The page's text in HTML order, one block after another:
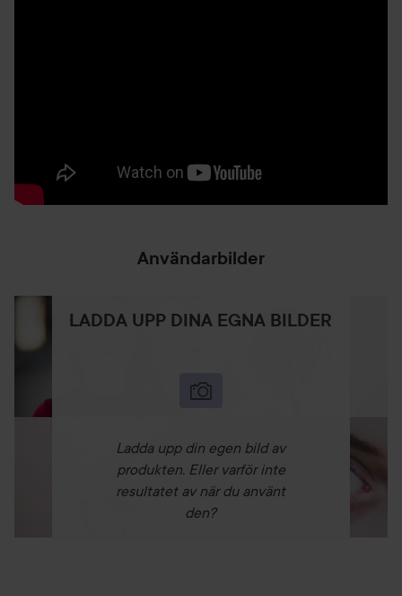
Användarbilder
LADDA UPP DINA EGNA BILDER
Ladda upp din egen bild av
produkten. Eller varför inte
resultatet av när du använt
den?